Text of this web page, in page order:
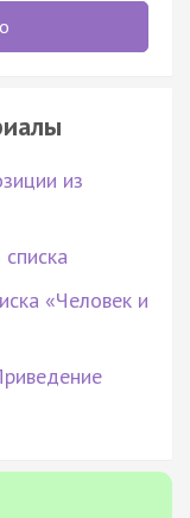
из
«Человек и